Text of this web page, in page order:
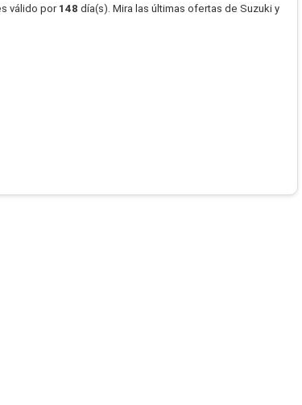
válido por 148 día(s). Mira las últimas ofertas de Suzuki y